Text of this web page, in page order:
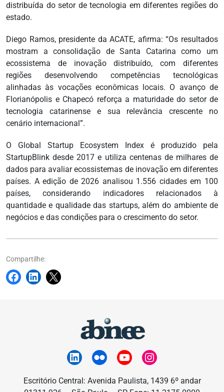
distribuída do setor de tecnologia em diferentes regiões do
estado.
Diego Ramos, presidente da ACATE, afirma: “Os resultados
mostram a consolidação de Santa Catarina como um
ecossistema de inovação distribuído, com diferentes
regiões desenvolvendo competências tecnológicas
alinhadas às vocações econômicas locais. O avanço de
Florianópolis e Chapecó reforça a maturidade do setor de
tecnologia catarinense e sua relevância crescente no
cenário internacional”.
O Global Startup Ecosystem Index é produzido pela
StartupBlink desde 2017 e utiliza centenas de milhares de
dados para avaliar ecossistemas de inovação em diferentes
países. A edição de 2026 analisou 1.556 cidades em 100
países, considerando indicadores relacionados à
quantidade e qualidade das startups, além do ambiente de
negócios e das condições para o crescimento do setor.
Compartilhe:
Escritório Central: Avenida Paulista, 1439 6º andar